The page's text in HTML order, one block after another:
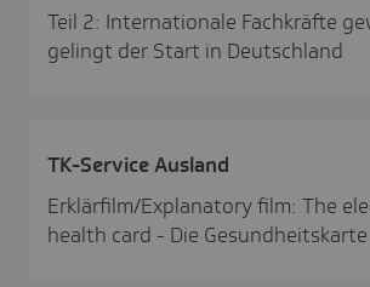
Teil 2: Internationale Fachkräfte
gelingt der Start in Deutschland
TK-Service Ausland
Erklärfilm/Explanatory film: The
health card - Die Gesundheitskarte